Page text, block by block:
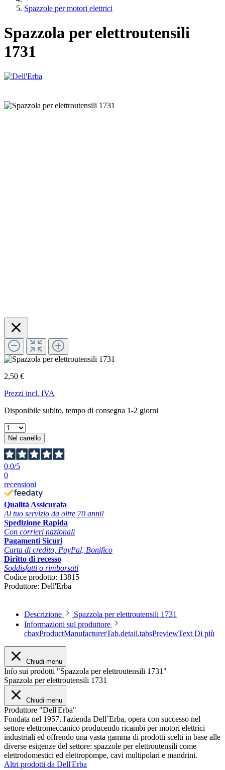
Spazzole per motori elettrici
Spazzola per elettroutensili
1731
2,50 €
Prezzi incl. IVA
Disponibile subito, tempo di consegna 1-2 giorni
Nel carrello
0,0/5
0
recensioni
Qualità Assicurata
Al tuo servizio da oltre 70 anni!
Spedizione Rapida
Con corrieri nazionali
Pagamenti Sicuri
Carta di credito, PayPal, Bonifico
Diritto di recesso
Soddisfatti o rimborsati
Codice prodotto: 13815
Produttore: Dell'Erba
Descrizione
Spazzola per elettroutensili 1731
Informazioni sul produttore
cbaxProductManufacturerTab.detail.tabsPreviewText Di più
Chiudi menu
Info sui prodotti "Spazzola per elettroutensili 1731"
Spazzola per elettroutensili 1731
Chiudi menu
Produttore "Dell'Erba"
Fondata nel 1957, l'azienda Dell’Erba, opera con successo nel
settore elettromeccanico producendo ricambi per motori elettrici
industriali ed offrendo una vasta gamma di prodotti scelti in base alle
diverse esigenze del settore: spazzole per elettroutensili come
elettrodomestici ed elettropompe, cavi multipolari e mandrini.
Altri prodotti da Dell'Erba